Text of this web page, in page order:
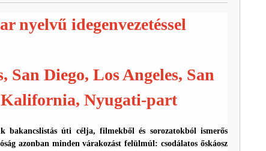
nyelvű idegenvezetéssel
Diego, Los Angeles, San
Nyugati-part
bakancslistás úti célja, filmekből és sorozatokból ismerős
azonban minden várakozást felülmúl: csodálatos őskáosz